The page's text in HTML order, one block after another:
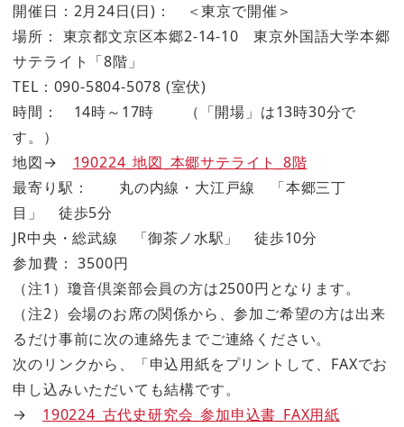
開催日：2月24日(日)： ＜東京で開催＞
場所： 東京都文京区本郷2-14-10 東京外国語大学本郷
サテライト「8階」
TEL：090-5804-5078 (室伏)
時間： 14時～17時 （「開場」は13時30分で
す。）
地図→ 190224_地図_本郷サテライト_8階
最寄り駅： 丸の内線・大江戸線 「本郷三丁
目」 徒歩5分
JR中央・総武線 「御茶ノ水駅」 徒歩10分
参加費： 3500円
（注1）瓊音倶楽部会員の方は2500円となります。
（注2）会場のお席の関係から、参加ご希望の方は出来
るだけ事前に次の連絡先までご連絡ください。
次のリンクから、「申込用紙をプリントして、FAXでお
申し込みいただいても結構です。
→ 190224_古代史研究会_参加申込書_FAX用紙